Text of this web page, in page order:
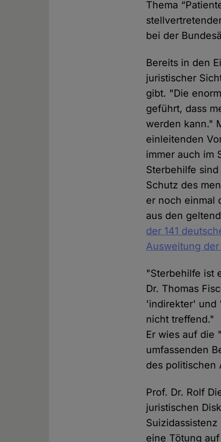
Thema
bei der
Bereits in den
juristischer
gibt. "Die
geführt, dass
werden kann."
einleitenden
immer auch im
Sterbehilfe
Schutz des
er noch einmal
aus den
der 141
Ausweitung
"Sterbehilfe ist
Dr. Thomas
'indirekter' und
nicht treffend."
Er wies auf die
umfassenden
des politischen
Prof. Dr. Rolf
juristischen
eine Tötung